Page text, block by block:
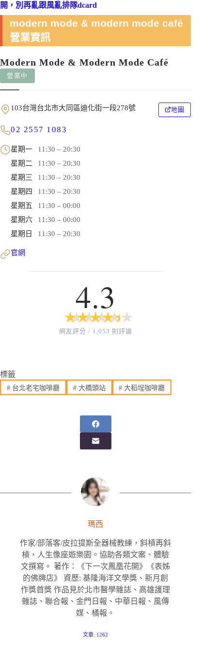
開，別再亂跟風亂排隊dcard
modern mode & modern mode café
營業資訊
Modern Mode & Modern Mode Café
營業中
103台灣台北市大同區迪化街一段278號 地圖
02 2557 1083
星期一
11:30 – 20:30
星期二
11:30 – 20:30
星期三
11:30 – 20:30
星期四
11:30 – 20:30
星期五
11:30 – 00:00
星期六
11:30 – 00:00
星期日
11:30 – 20:30
官網
4.3
★
★ ★
★ ★
★ ★
★ ★
★
網友評分 / 1,053 則評論
標籤
#台北老宅咖啡廳 #大橋頭站 # 大稻埕咖啡廳
瑪西
作家/部落客/皮拉提斯全器械教練，斜槓再斜
槓，人生像座遊樂園。協助各類文案、體驗
文撰寫。 著作：《下一次鳳凰花開》《表姊
的佛牌店》 資歷: 基隆海洋文學獎、新月創
作獎首獎 作品見於北市醫學雜誌、高雄護理
雜誌、聯合報、金門日報、中華日報、風傳
媒、橘報。
文章: 1262